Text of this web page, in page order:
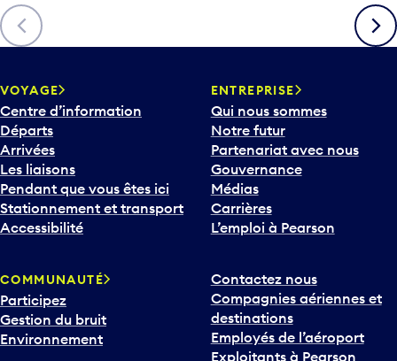
è
c
h
v
e
r
s
l
e
b
a
o
u
r
i
Précédent
VOYAGE
Centre d’information
Départs
Arrivées
Les liaisons
Pendant que vous êtes ici
Stationnement et transport
Accessibilité
ENTREPRISE
Qui nous sommes
Notre futur
Partenariat avec nous
Gouvernance
Médias
Carrières
L’emploi à Pearson
COMMUNAUTÉ
Participez
Gestion du bruit
Environnement
Contactez nous
Compagnies aériennes et
destinations
Employés de l’aéroport
Exploitants à Pearson